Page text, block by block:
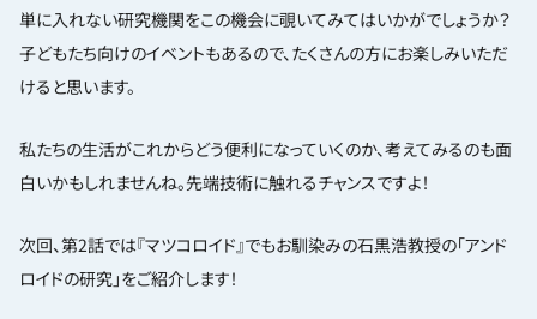
単に入れない研究機関をこの機会に覗いてみてはいかがでしょうか？
子どもたち向けのイベントもあるので、たくさんの方にお楽しみいただ
けると思います。
私たちの生活がこれからどう便利になっていくのか、考えてみるのも面
白いかもしれませんね。先端技術に触れるチャンスですよ！
次回、第2話では『マツコロイド』でもお馴染みの石黒浩教授の「アンド
ロイドの研究」をご紹介します！